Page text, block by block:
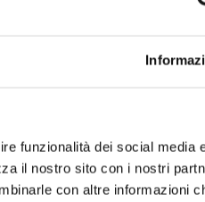
funzionalità dei social media
il nostro sito con i nostri
con altre informazioni